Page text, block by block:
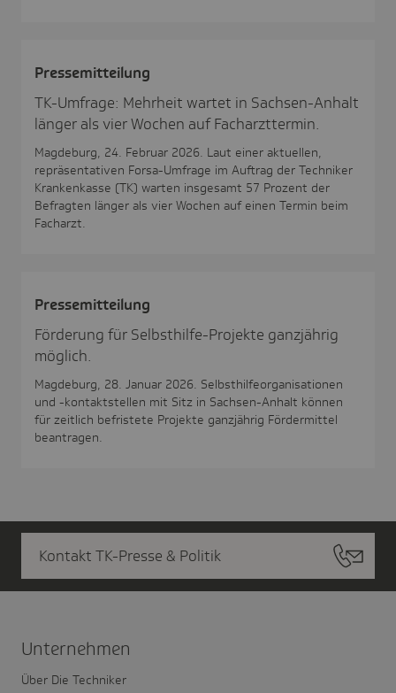
Pres­se­mit­tei­lung
TK-Umfrage: Mehrheit wartet in Sachsen-Anhalt
länger als vier Wochen auf Facharzttermin.
Magdeburg, 24. Februar 2026. Laut einer aktuellen,
repräsentativen Forsa-Umfrage im Auftrag der Techniker
Krankenkasse (TK) warten insgesamt 57 Prozent der
Befragten länger als vier Wochen auf einen Termin beim
Facharzt.
Pres­se­mit­tei­lung
Förderung für Selbsthilfe-Projekte ganzjährig
möglich.
Magdeburg, 28. Januar 2026. Selbsthilfeorganisationen
und -kontaktstellen mit Sitz in Sachsen-Anhalt können
für zeitlich befristete Projekte ganzjährig Fördermittel
beantragen.
Kontakt TK-Presse & Politik
Unter­nehmen
Über Die Techniker